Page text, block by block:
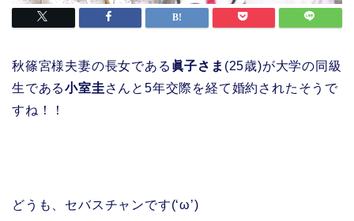
秋篠宮様夫妻の長女である 眞子さま (25歳)が大学の同級
生である小室圭さんと5年交際を経て婚約されたそうで
すね！！
どうも、セバスチャンです(‘ω’)